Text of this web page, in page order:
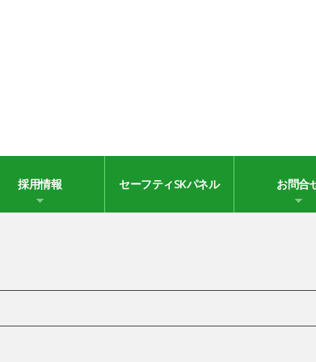
採用情報 セーフティSKパネル お問合